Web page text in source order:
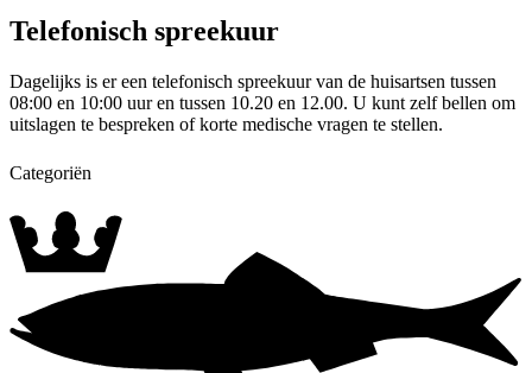
Telefonisch spreekuur
Dagelijks is er een telefonisch spreekuur van de huisartsen tussen
08:00 en 10:00 uur en tussen 10.20 en 12.00. U kunt zelf bellen om
uitslagen te bespreken of korte medische vragen te stellen.
Categoriën
Algemeen
Huisbezoek
spreekuur
Bloedafname Urinecontrole
Praktijkondersteuner -
Somatiek
POH -
Bewegen
spreekuur